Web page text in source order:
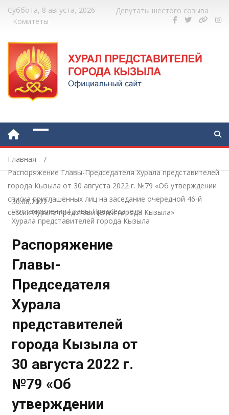
Суббота, 8 августа, 2026
Депутаты шестого созыва
Комитеты
Главная
Распоряжение Главы-Председателя Хурала представителей
города Кызыла от 30 августа 2022 г. №79 «Об утверждении
списка приглашенных лиц на заседание очередной 46-й
сессии Хурала представителей города Кызыла»
30.08.2022-
Постановления Главы-Председателя
Хурала представителей города Кызыла
Распоряжение
Главы-
Председателя
Хурала
представителей
города Кызыла от
30 августа 2022 г.
№79 «Об
утверждении